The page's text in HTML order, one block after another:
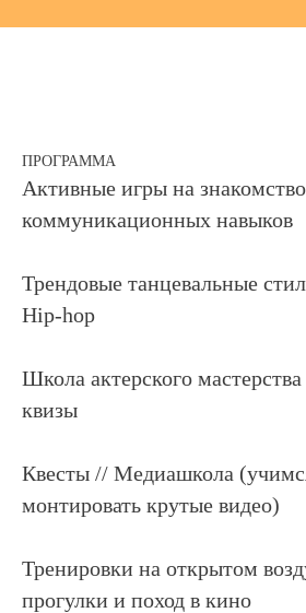
ПРОГРАММА
Активные игры на
коммуникационных навыков
Трендовые танцевальные
Hip-hop
Школа актерского
квизы
Квесты // Медиашкола
монтировать крутые видео)
Тренировки на открытом
прогулки и поход в кино